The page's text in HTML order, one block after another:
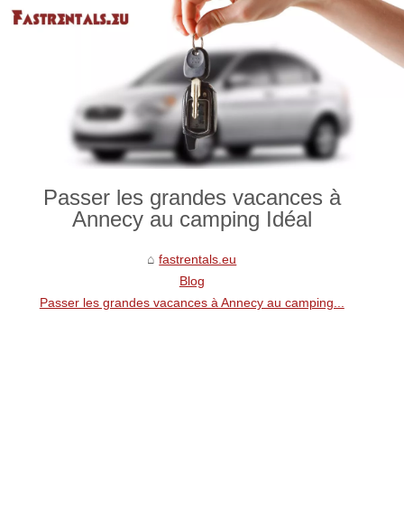
Passer les grandes vacances à
Annecy au camping Idéal
fastrentals.eu
Blog
Passer les grandes vacances à Annecy au camping...